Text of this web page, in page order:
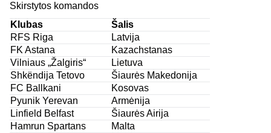
Skirstytos komandos
Klubas
Šalis
RFS Riga
Latvija
FK Astana
Kazachstanas
Vilniaus „Žalgiris“
Lietuva
Shkëndija Tetovo
Šiaurės Makedonija
FC Ballkani
Kosovas
Pyunik Yerevan
Armėnija
Linfield Belfast
Šiaurės Airija
Hamrun Spartans
Malta